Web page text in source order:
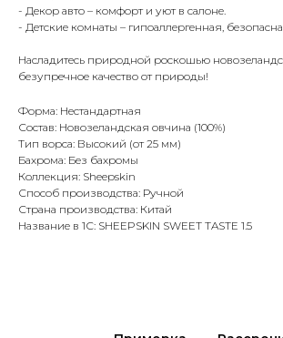
- Декор авто – комфорт и уют в салоне.
- Детские комнаты – гипоаллергенная,
Насладитесь природной роскошью
безупречное качество от природы!
Форма: Нестандартная
Состав: Новозеландская овчина (100%)
Тип ворса: Высокий (от 25 мм)
Бахрома: Без бахромы
Коллекция: Sheepskin
Способ производства: Ручной
Страна производства: Китай
Название в 1С: SHEEPSKIN SWEET TASTE 1.5